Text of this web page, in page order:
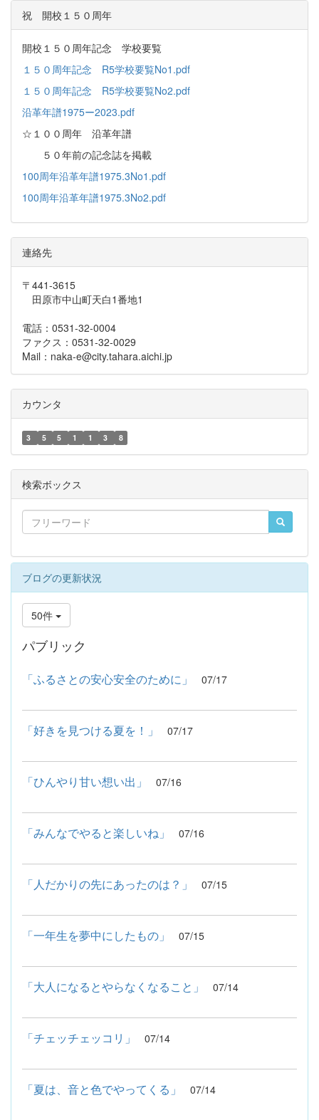
祝 開校１５０周年
開校１５０周年記念 学校要覧
１５０周年記念 R5学校要覧No1.pdf
１５０周年記念 R5学校要覧No2.pdf
沿革年譜1975ー2023.pdf
☆１００周年 沿革年譜
５０年前の記念誌を掲載
100周年沿革年譜1975.3No1.pdf
100周年沿革年譜1975.3No2.pdf
連絡先
〒441-3615
田原市中山町天白1番地1
電話：0531-32-0004
ファクス：0531-32-0029
Mail：naka-e@city.tahara.aichi.jp
カウンタ
3 5 5 1 1 3 8
検索ボックス
ブログの更新状況
50件
パブリック
「ふるさとの安心安全のために」 07/17
「好きを見つける夏を！」 07/17
「ひんやり甘い想い出」 07/16
「みんなでやると楽しいね」 07/16
「人だかりの先にあったのは？」 07/15
「一年生を夢中にしたもの」 07/15
「大人になるとやらなくなること」 07/14
「チェッチェッコリ」 07/14
「夏は、音と色でやってくる」 07/14